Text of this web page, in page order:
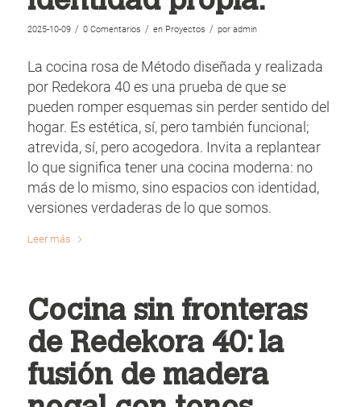
2025-10-09 / 0 Comentarios / en Proyectos / por admin
La cocina rosa de Método diseñada y realizada
por Redekora 40 es una prueba de que se
pueden romper esquemas sin perder sentido del
hogar. Es estética, sí, pero también funcional;
atrevida, sí, pero acogedora. Invita a replantear
lo que significa tener una cocina moderna: no
más de lo mismo, sino espacios con identidad,
versiones verdaderas de lo que somos.
Leer más
Cocina sin fronteras
de Redekora 40: la
fusión de madera